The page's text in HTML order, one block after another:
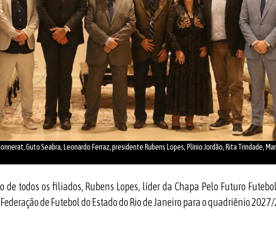
Guto Seabra, Leonardo Ferraz, presidente Rubens Lopes, Plínio Jordão, Rita Trindade,
de todos os filiados, Rubens Lopes, líder da Chapa Pelo Futuro
de Futebol do Estado do Rio de Janeiro para o quadriênio